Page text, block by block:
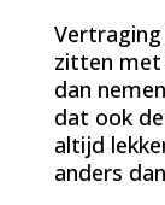
zitten met
dan
dat ook
altijd
anders